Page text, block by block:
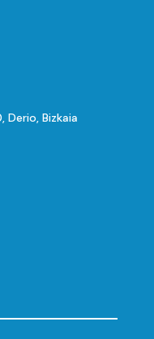
Derio, Bizkaia